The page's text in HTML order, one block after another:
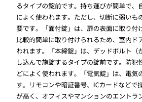
るタイプの錠前です。持ち運びが簡単で、
によく使われます。ただし、切断に弱いも
要です。「面付錠」は、扉の表面に取り付
比較的簡単に取り付けられるため、室内ド
われます。「本締錠」は、デッドボルト（
し込んで施錠するタイプの錠前です。防犯
どによく使われます。「電気錠」は、電気
す。リモコンや暗証番号、ICカードなどで
が高く、オフィスやマンションのエントラ